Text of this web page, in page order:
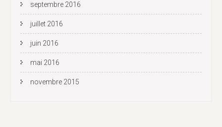
septembre 2016
juillet 2016
juin 2016
mai 2016
novembre 2015